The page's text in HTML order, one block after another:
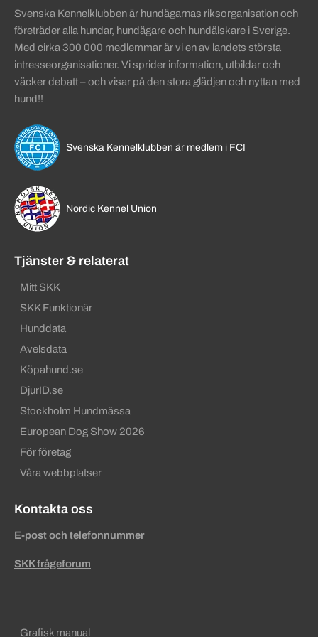
Svenska Kennelklubben är hundägarnas riksorganisation och
företräder alla hundar, hundägare och hundälskare i Sverige.
Med cirka 300 000 medlemmar är vi en av landets största
intresseorganisationer. Vi sprider information, utbildar och
väcker debatt – och visar på den stora glädjen och nyttan med
hund!!
Svenska Kennelklubben är medlem i FCI
Nordic Kennel Union
Tjänster & relaterat
Mitt SKK
SKK Funktionär
Hunddata
Avelsdata
Köpahund.se
DjurID.se
Stockholm Hundmässa
European Dog Show 2026
För företag
Våra webbplatser
Kontakta oss
E-post och telefonnummer
SKK frågeforum
Sekundära sidfotslänkar
Grafisk manual